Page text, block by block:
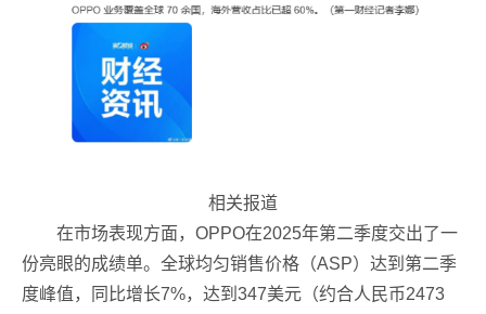
相关报道
在市场表现方面，OPPO在2025年第二季度交出了一
份亮眼的成绩单。全球均匀销售价格（ASP）达到第二季
度峰值，同比增长7%，达到347美元（约合人民币2473